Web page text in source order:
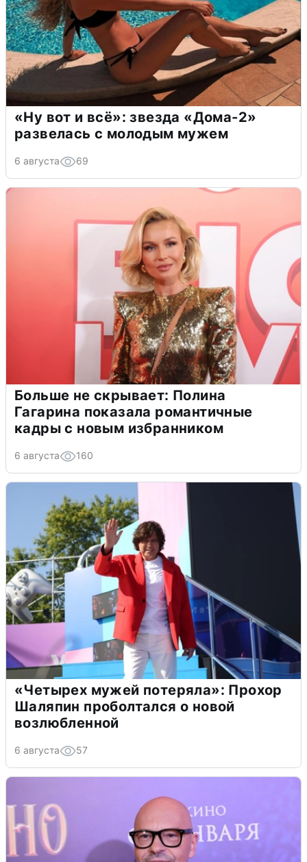
«Ну вот и всё»: звезда «Дома-2»
развелась с молодым мужем
6 августа 69
Больше не скрывает: Полина
Гагарина показала романтичные
кадры с новым избранником
6 августа 160
«Четырех мужей потеряла»: Прохор
Шаляпин проболтался о новой
возлюбленной
6 августа 57